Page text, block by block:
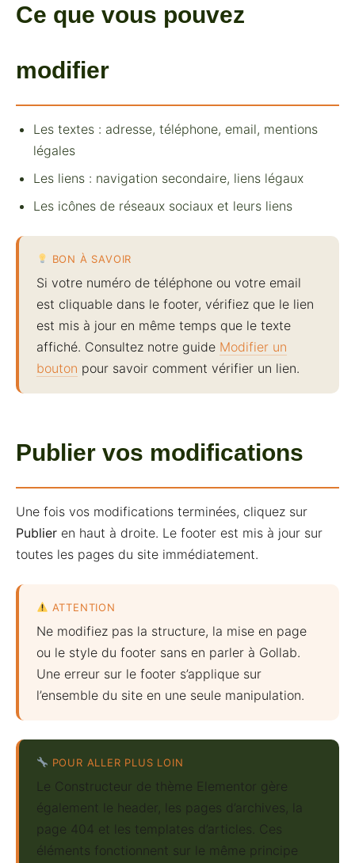
Ce que vous pouvez
modifier
Les textes : adresse, téléphone, email, mentions
légales
Les liens : navigation secondaire, liens légaux
Les icônes de réseaux sociaux et leurs liens
BON À SAVOIR
Si votre numéro de téléphone ou votre email
est cliquable dans le footer, vérifiez que le lien
est mis à jour en même temps que le texte
affiché. Consultez notre guide Modifier un
bouton pour savoir comment vérifier un lien.
Publier vos modifications
Une fois vos modifications terminées, cliquez sur
Publier en haut à droite. Le footer est mis à jour sur
toutes les pages du site immédiatement.
ATTENTION
Ne modifiez pas la structure, la mise en page
ou le style du footer sans en parler à Gollab.
Une erreur sur le footer s’applique sur
l’ensemble du site en une seule manipulation.
POUR ALLER PLUS LOIN
Le Constructeur de thème Elementor gère
également le header, les pages d’archives, la
page 404 et les templates d’articles. Ces
éléments fonctionnent sur le même principe